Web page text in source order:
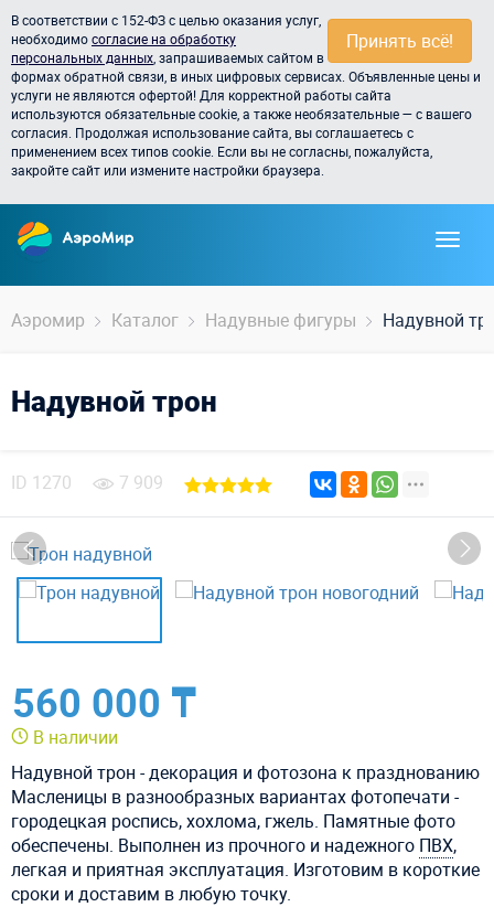
Принять всё!
В соответствии с 152-ФЗ с целью оказания услуг,
необходимосогласие на обработку
персональных данных , запрашиваемых сайтом в
формах обратной связи, в иных цифровых сервисах. Объявленные цены и
услуги не являются офертой! Для корректной работы сайта
используются обязательные cookie, а также необязательные — с вашего
согласия. Продолжая использование сайта, вы соглашаетесь с
применением всех типов cookie. Если вы не согласны, пожалуйста,
закройте сайт или измените настройки браузера.
Аэромир Каталог Надувные фигуры Надувной
Надувной трон
ID 1270 7 909
560 000 ₸
В наличии
Надувной трон - декорация и фотозона к празднованию
Масленицы в разнообразных вариантах фотопечати -
городецкая роспись, хохлома, гжель. Памятные фото
обеспечены. Выполнен из прочного и надежного ПВХ,
легкая и приятная эксплуатация. Изготовим в короткие
сроки и доставим в любую точку.